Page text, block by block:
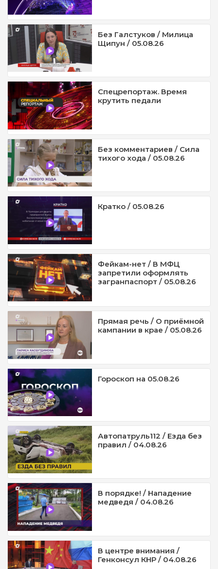
Без Галстуков / Милица
Щипун / 05.08.26
Спецрепортаж. Время
крутить педали
Без комментариев / Сила
тихого хода / 05.08.26
Кратко / 05.08.26
Фейкам-нет / В МФЦ
запретили оформлять
загранпаспорт / 05.08.26
Прямая речь / О приёмной
кампании в крае / 05.08.26
Гороскоп на 05.08.26
Автопатруль112 / Езда без
правил / 04.08.26
В порядке! / Нападение
медведя / 04.08.26
В центре внимания /
Генконсул КНР / 04.08.26